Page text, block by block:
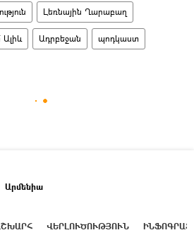
Լեռնային Ղարաբաղ
Ալիև Ադրբեջան պոդկաստ
Արմենիա
ՎԵՐԼՈՒԾՈՒԹՅՈՒՆ